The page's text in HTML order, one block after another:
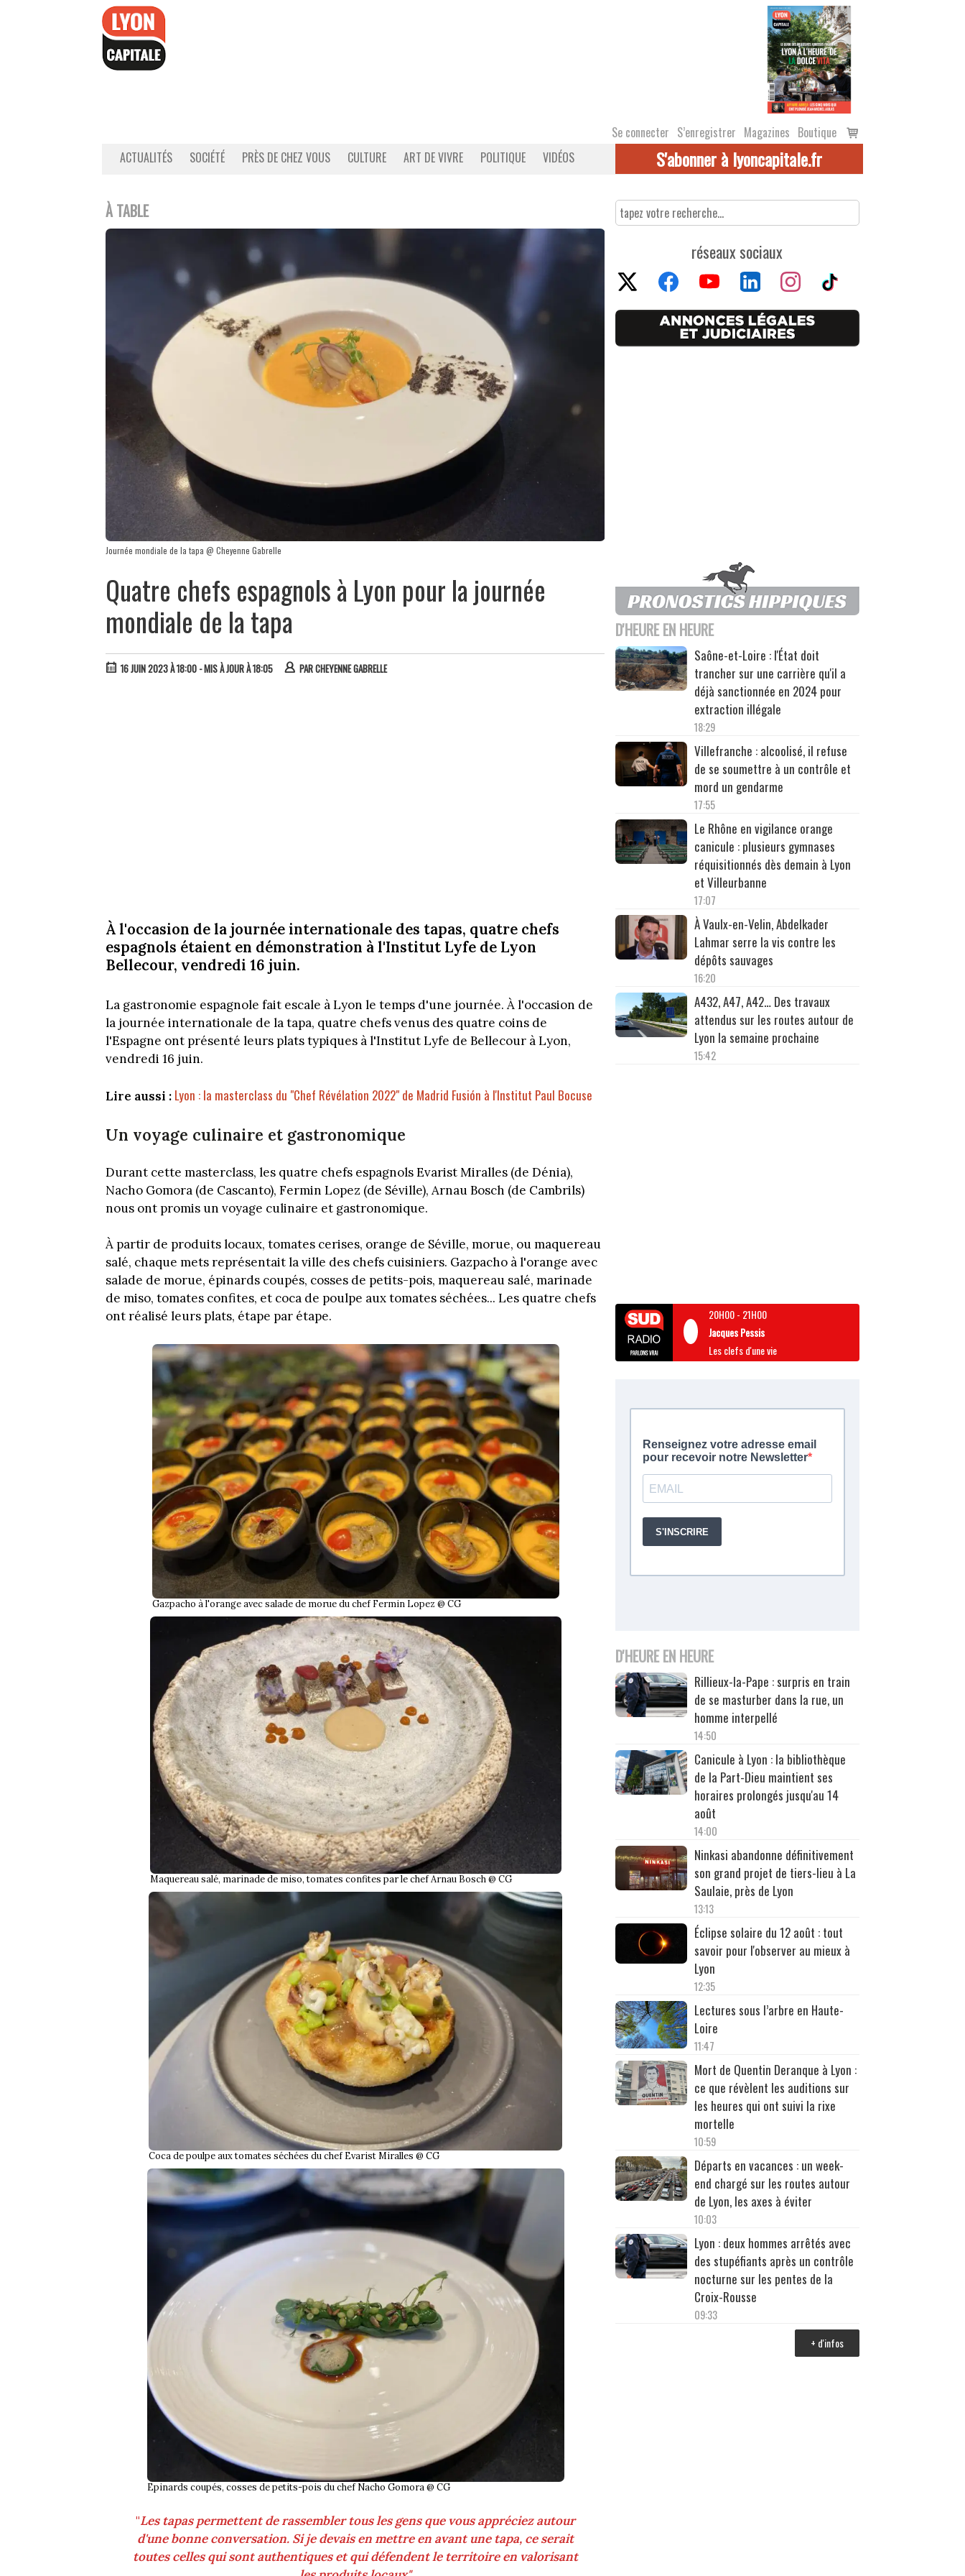
Se connecter S’enregistrer Magazines Boutique
Voir
le
ACTUALITÉS SOCIÉTÉ PRÈS DE CHEZ VOUS CULTURE ART DE VIVRE POLITIQUE VIDÉOS S'abonner à lyoncapitale.fr
À TABLE
Journée mondiale de la tapa @ Cheyenne Gabrelle
Quatre chefs espagnols à Lyon pour la journée
mondiale de la tapa
16 JUIN 2023 À 18:00 - MIS À JOUR À 18:05 PARCHEYENNE GABRELLE
À l'occasion de la journée internationale des tapas, quatre chefs
espagnols étaient en démonstration à l'Institut Lyfe de Lyon
Bellecour, vendredi 16 juin.
La gastronomie espagnole fait escale à Lyon le temps d'une journée. À l'occasion de
la journée internationale de la tapa, quatre chefs venus des quatre coins de
l'Espagne ont présenté leurs plats typiques à l'Institut Lyfe de Bellecour à Lyon,
vendredi 16 juin.
Lire aussi : Lyon : la masterclass du "Chef Révélation 2022" de Madrid Fusión à l'Institut Paul Bocuse
Un voyage culinaire et gastronomique
Durant cette masterclass, les quatre chefs espagnols Evarist Miralles (de Dénia),
Nacho Gomora (de Cascanto), Fermin Lopez (de Séville), Arnau Bosch (de Cambrils)
nous ont promis un voyage culinaire et gastronomique.
À partir de produits locaux, tomates cerises, orange de Séville, morue, ou maquereau
salé, chaque mets représentait la ville des chefs cuisiniers. Gazpacho à l'orange avec
salade de morue, épinards coupés, cosses de petits-pois, maquereau salé, marinade
de miso, tomates confites, et coca de poulpe aux tomates séchées... Les quatre chefs
ont réalisé leurs plats, étape par étape.
Gazpacho à l'orange avec salade de morue du chef Fermin Lopez @ CG
Maquereau salé, marinade de miso, tomates confites par le chef Arnau Bosch @ CG
Coca de poulpe aux tomates séchées du chef Evarist Miralles @ CG
Epinards coupés, cosses de petits-pois du chef Nacho Gomora @ CG
"Les tapas permettent de rassembler tous les gens que vous appréciez autour
d'une bonne conversation. Si je devais en mettre en avant une tapa, ce serait
toutes celles qui sont authentiques et qui défendent le territoire en valorisant
réseaux sociaux
D'HEURE EN HEURE
Saône-et-Loire : l'État doit
trancher sur une carrière qu'il a
déjà sanctionnée en 2024 pour
extraction illégale
18:29
Villefranche : alcoolisé, il refuse
de se soumettre à un contrôle et
mord un gendarme
17:55
Le Rhône en vigilance orange
canicule : plusieurs gymnases
réquisitionnés dès demain à Lyon
et Villeurbanne
17:07
À Vaulx-en-Velin, Abdelkader
Lahmar serre la vis contre les
dépôts sauvages
16:20
A432, A47, A42… Des travaux
attendus sur les routes autour de
Lyon la semaine prochaine
15:42
20H00- 21H00
Jacques Pessis
Les clefs d'une vie
D'HEURE EN HEURE
Rillieux-la-Pape : surpris en train
de se masturber dans la rue, un
homme interpellé
14:50
Canicule à Lyon : la bibliothèque
de la Part-Dieu maintient ses
horaires prolongés jusqu'au 14
août
14:00
Ninkasi abandonne définitivement
son grand projet de tiers-lieu à La
Saulaie, près de Lyon
13:13
Éclipse solaire du 12 août : tout
savoir pour l'observer au mieux à
Lyon
12:35
Lectures sous l’arbre en Haute-
Loire
11:47
Mort de Quentin Deranque à Lyon :
ce que révèlent les auditions sur
les heures qui ont suivi la rixe
mortelle
10:59
Départs en vacances : un week-
end chargé sur les routes autour
de Lyon, les axes à éviter
10:03
Lyon : deux hommes arrêtés avec
des stupéfiants après un contrôle
nocturne sur les pentes de la
Croix-Rousse
09:33
+ d'infos